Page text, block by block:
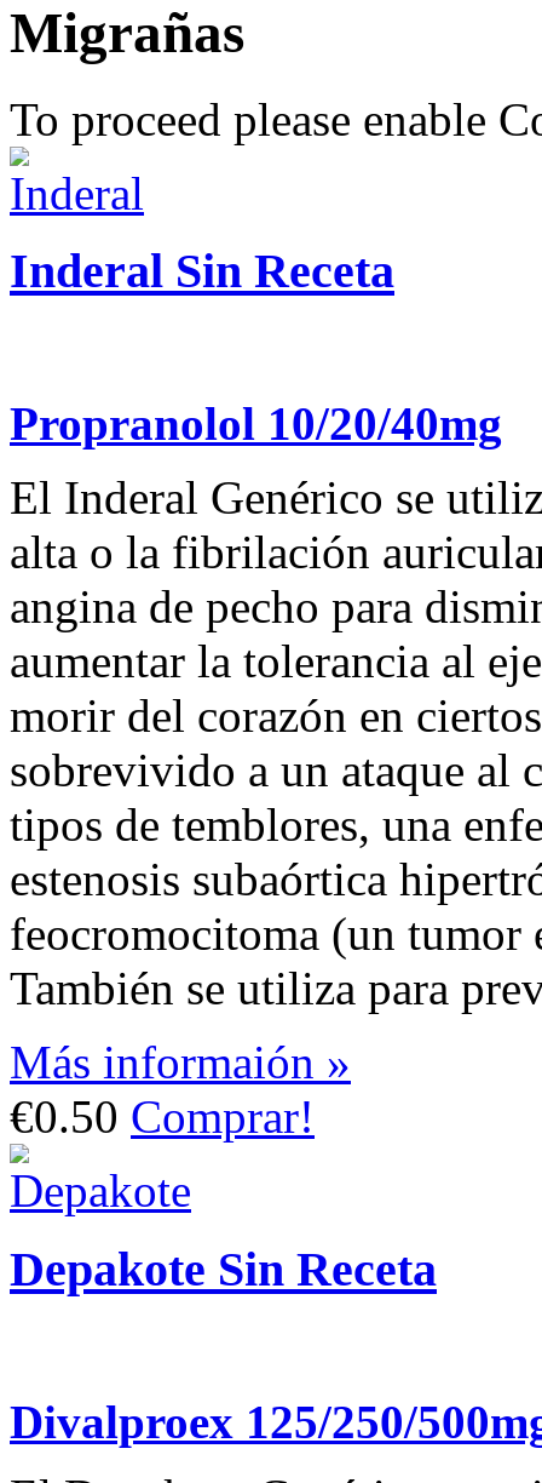
Migrañas
To proceed please enable
Inderal Sin Receta
Propranolol 10/20/40mg
El Inderal Genérico se
alta o la fibrilación
angina de pecho para
aumentar la tolerancia al
morir del corazón en
sobrevivido a un ataque al
tipos de temblores, una
estenosis subaórtica
feocromocitoma (un tumor
También se utiliza para
Más informaión »
€0.50 Comprar!
Depakote Sin Receta
Divalproex 125/250/